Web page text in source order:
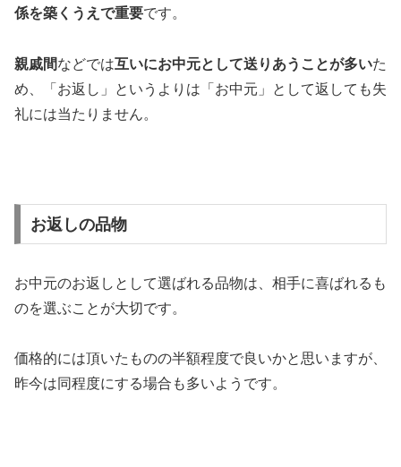
係を築くうえで重要です。
親戚間などでは互いにお中元として送りあうことが多いた
め、「お返し」というよりは「お中元」として返しても失
礼には当たりません。
お返しの品物
お中元のお返しとして選ばれる品物は、相手に喜ばれるも
のを選ぶことが大切です。
価格的には頂いたものの半額程度で良いかと思いますが、
昨今は同程度にする場合も多いようです。